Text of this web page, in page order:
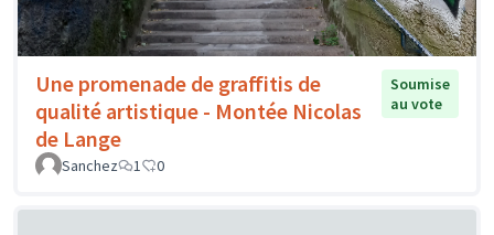
Une promenade de graffitis de
qualité artistique - Montée Nicolas
de Lange
Soumise
au vote
Sanchez 1 0